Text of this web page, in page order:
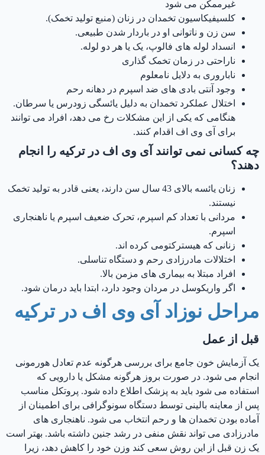
غیرممکن می شود
کلسیفیکاسیون تخمدان در زنان (منبع تولید تخمک).
سن زن و ناتوانی او در باردار شدن طبیعی.
انسداد لوله های فالوپ، یک یا هر دو لوله.
ناراحتی در زمان تخمک گذاری
ناباروری به دلایل نامعلوم
وجود آنتی بادی های ضد اسپرم در دهانه رحم
اختلال عملکرد تخمدان به دلیل یائسگی زودرس یا سرطان.
هنگامی که یکی از این مشکلات رخ می دهد، افراد می توانند
برای آی وی اف اقدام کنند.
چه کسانی نمی توانند آی وی اف در ترکیه را انجام
دهند؟
زنان یائسه بالای 43 سال سن دارند، یعنی قادر به تولید تخمک
نیستند.
مردانی با تعداد کم اسپرم، تحرک ضعیف اسپرم یا ناهنجاری
اسپرم.
زنانی که هیسترکتومی کرده اند.
اختلالات مادرزادی رحم و دستگاه تناسلی.
افراد مبتلا به بیماری های مزمن بالا.
اگر واریکوسل در مردان وجود دارد، ابتدا باید درمان شود.
مراحل نوزاد آی وی اف در ترکیه
قبل از عمل
یک آزمایش خون جامع برای بررسی هرگونه عدم تعادل هورمونی
انجام می شود. در صورت بروز هرگونه مشکل یا دارویی که
استفاده می شود باید به پزشک اطلاع داده شود. پروتکل مناسب
پس از معاینه بالینی توسط دستگاه سونوگرافی برای اطمینان از
آماده بودن تخمدان ها و رحم انتخاب می شود. ناهنجاری های
مادرزادی می تواند نقش منفی در رشد جنین داشته باشد. بهتر است
یک زن قبل از این روش سعی کند وزن خود را کاهش دهد، زیرا